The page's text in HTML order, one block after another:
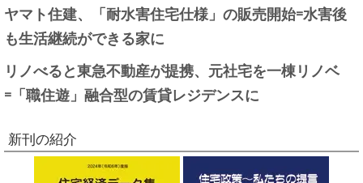
ヤマト住建、「耐水害住宅仕様」の販売開始=水害後
も生活継続ができる家に
リノべると東急不動産が提携、元社宅を一棟リノベ
=「職住遊」融合型の賃貸レジデンスに
新刊の紹介